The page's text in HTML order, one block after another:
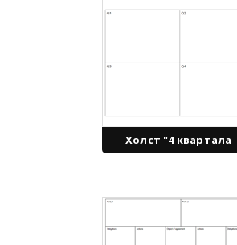
Холст "4 квартала